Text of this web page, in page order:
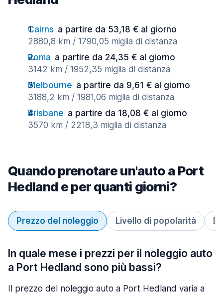
Cairns a partire da 53,18 € al giorno
2880,8 km / 1790,05 miglia di distanza
Roma a partire da 24,35 € al giorno
3142 km / 1952,35 miglia di distanza
Melbourne a partire da 9,61 € al giorno
3188,2 km / 1981,06 miglia di distanza
Brisbane a partire da 18,08 € al giorno
3570 km / 2218,3 miglia di distanza
Quando prenotare un'auto a Port
Hedland e per quanti giorni?
Prezzo del noleggio Livello di popolarità
In quale mese i prezzi per il noleggio auto
a Port Hedland sono più bassi?
Il prezzo del noleggio auto a Port Hedland varia a